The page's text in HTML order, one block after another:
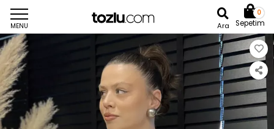
MENU Ara
0
Sepetim